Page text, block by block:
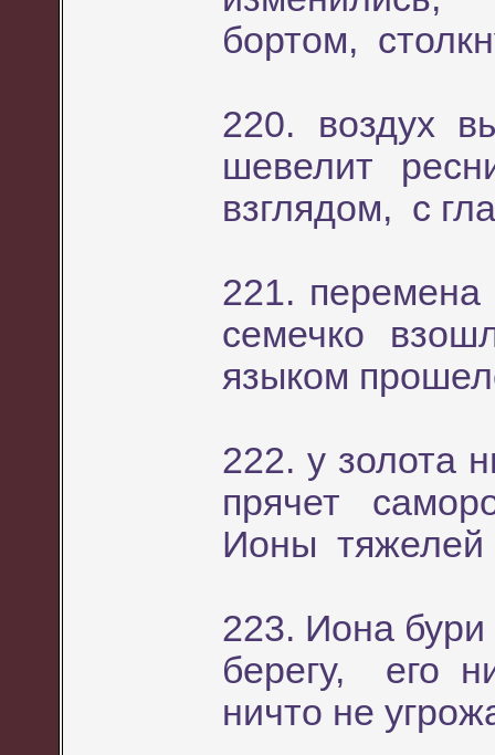
бортом,
220. воздух
шевелит
взглядом, с
221.
семечко
языком
222. у золота
прячет
Ионы тяжелей
223. Иона
берегу, его
ничто не